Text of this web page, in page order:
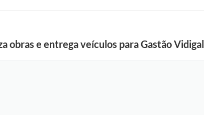
obras e entrega veículos para Gastão Vidigal